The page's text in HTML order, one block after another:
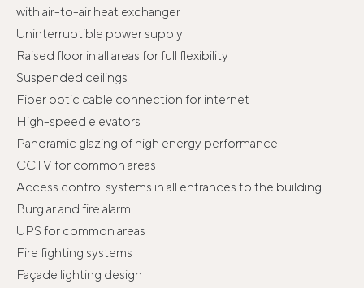
with air-to-air heat exchanger
Uninterruptible power supply
Raised floor in all areas for full flexibility
Suspended ceilings
Fiber optic cable connection for internet
High-speed elevators
Panoramic glazing of high energy performance
CCTV for common areas
Access control systems in all entrances to the building
Burglar and fire alarm
UPS for common areas
Fire fighting systems
Façade lighting design